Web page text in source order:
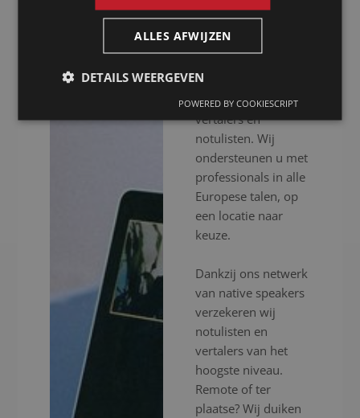
Presence is al meer
dan 20 jaar uw
voor het inschakelen
van professionele
vertalers en
notulisten. Wij
ondersteunen u met
professionals in alle
Europese talen, op
een locatie naar
keuze.
Dankzij ons netwerk
van native speakers
verzekeren wij
notulisten en
vertalers van het
hoogste niveau.
Remote of ter
plaatse? Wij duiken
ALLES AFWIJZEN
DETAILS WEERGEVEN
POWERED BY COOKIESCRIPT